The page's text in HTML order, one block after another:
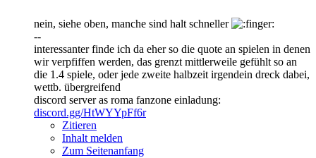
nein, siehe oben, manche sind halt schneller
--
interessanter finde ich da eher so die quote an spielen in denen
wir verpfiffen werden, das grenzt mittlerweile gefühlt so an
die 1.4 spiele, oder jede zweite halbzeit irgendein dreck dabei,
wettb. übergreifend
discord server as roma fanzone einladung:
discord.gg/HtWYYpFf6r
Zitieren
Inhalt melden
Zum Seitenanfang